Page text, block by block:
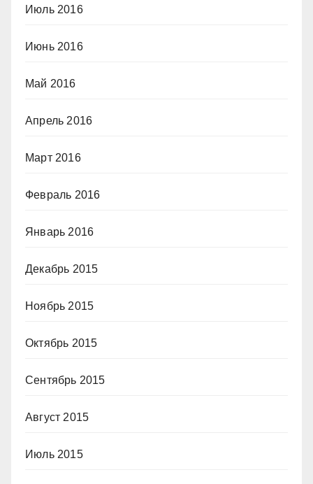
Июль 2016
Июнь 2016
Май 2016
Апрель 2016
Март 2016
Февраль 2016
Январь 2016
Декабрь 2015
Ноябрь 2015
Октябрь 2015
Сентябрь 2015
Август 2015
Июль 2015